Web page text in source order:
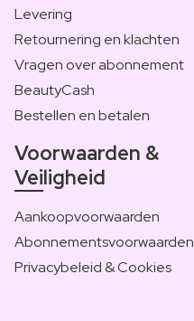
Levering
Retournering en klachten
Vragen over abonnement
BeautyCash
Bestellen en betalen
Voorwaarden &
Veiligheid
Aankoopvoorwaarden
Abonnementsvoorwaarden
Privacybeleid & Cookies